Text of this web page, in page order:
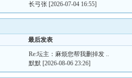
长弓张 [2026-07-04 16:55]
最后发表
Re:坛主：麻烦您帮我删掉发 ..
默默 [2026-08-06 23:26]